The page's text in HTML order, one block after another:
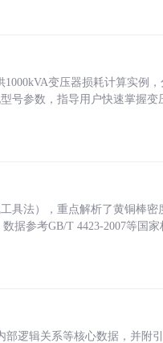
变压器损耗计算实例
号参数，指导用户快速掌握变
具法），重点解析了黄铜棒密
据参考GB/T 4423-2007等国家
部逻辑关系等核心数据，并附